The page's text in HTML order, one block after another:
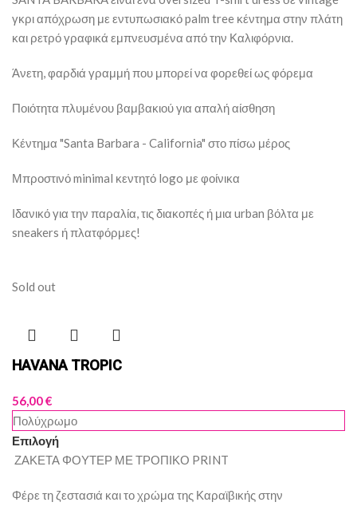
γκρι απόχρωση με εντυπωσιακό palm tree κέντημα στην πλάτη
και ρετρό γραφικά εμπνευσμένα από την Καλιφόρνια.
Άνετη, φαρδιά γραμμή που μπορεί να φορεθεί ως φόρεμα
Ποιότητα πλυμένου βαμβακιού για απαλή αίσθηση
Κέντημα "Santa Barbara - California" στο πίσω μέρος
Μπροστινό minimal κεντητό logo με φοίνικα
Ιδανικό για την παραλία, τις διακοπές ή μια urban βόλτα με
sneakers ή πλατφόρμες!
Sold out
HAVANA TROPIC
56,00€
Πολύχρωμο
Επιλογή
ΖΑΚΕΤΑ ΦΟΥΤΕΡ ΜΕ ΤΡΟΠΙΚΟ PRINT
Φέρε τη ζεστασιά και το χρώμα της Καραϊβικής στην